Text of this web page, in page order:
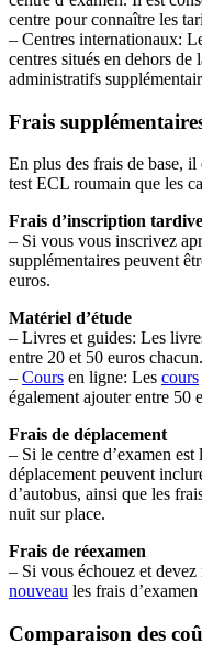
centre pour connaître les
– Centres internationaux:
centres situés en dehors
administratifs
Frais
En plus des frais de base, il
test ECL roumain que les
Frais d’inscription tardive
– Si vous vous inscrivez
supplémentaires peuvent
euros.
Matériel d’étude
– Livres et guides: Les
entre 20 et 50 euros chacun.
– Cours en ligne: Les cours
également ajouter entre 50
Frais de déplacement
– Si le centre d’examen
déplacement peuvent
d’autobus, ainsi que les
nuit sur place.
Frais de réexamen
– Si vous échouez et devez
nouveau les frais
Comparaison des